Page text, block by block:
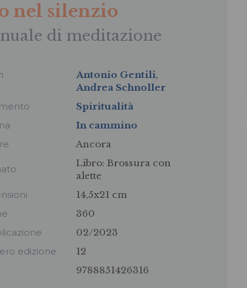
nel silenzio
di meditazione
Antonio Gentili,
Andrea Schnoller
Spiritualità
In cammino
Ancora
Libro:Brossura con
alette
14,5x21 cm
360
02/2023
edizione
12
9788851426316